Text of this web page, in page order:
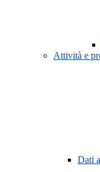
Attività e
Dati